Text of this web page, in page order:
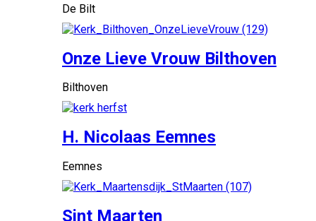
De Bilt
Onze Lieve Vrouw Bilthoven
Bilthoven
H. Nicolaas Eemnes
Eemnes
Sint Maarten